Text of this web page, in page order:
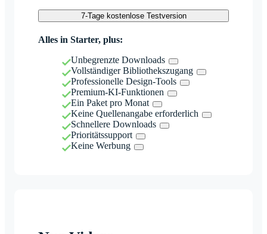
7-Tage kostenlose Testversion
Alles in Starter, plus:
Unbegrenzte Downloads
Vollständiger Bibliothekszugang
Professionelle Design-Tools
Premium-KI-Funktionen
Ein Paket pro Monat
Keine Quellenangabe erforderlich
Schnellere Downloads
Prioritätssupport
Keine Werbung